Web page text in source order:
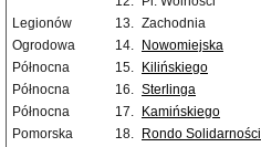
Legionów
13. Zachodnia
Ogrodowa
14. Nowomiejska
Północna
15. Kilińskiego
Północna
16. Sterlinga
Północna
17. Kamińskiego
Pomorska
18. Rondo Solidarności